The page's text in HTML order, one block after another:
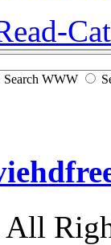
Search WWW